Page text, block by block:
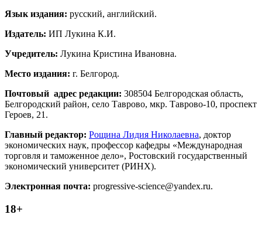
Язык издания: русский, английский.
Издатель: ИП Лукина К.И.
Учредитель: Лукина Кристина Ивановна.
Место издания: г. Белгород.
Почтовый адрес редакции: 308504 Белгородская область,
Белгородский район, село Таврово, мкр. Таврово-10, проспект
Героев, 21.
Главный редактор: Рощина Лидия Николаевна, доктор
экономических наук, профессор кафедры «Международная
торговля и таможенное дело», Ростовский государственный
экономический университет (РИНХ).
Электронная почта: progressive-science@yandex.ru.
18+